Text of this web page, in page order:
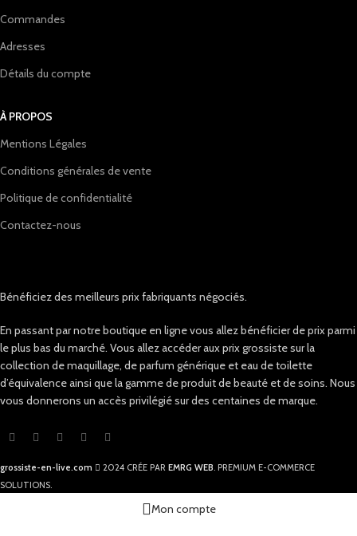
Commandes
Adresses
Détails du compte
À PROPOS
Mentions Légales
Conditions générales de vente
Politique de confidentialité
Contactez-nous
Bénéficiez des meilleurs prix fabriquants négociés.
En passant par notre boutique en ligne vous allez bénéficier de prix parmi
le plus bas du marché. Vous allez accéder aux prix grossiste sur la
collection de maquillage, de parfum générique et eau de toilette
d’équivalence ainsi que la gamme de produit de beauté et de soins. Nous
vous donnerons un accès privilégié sur des centaines de marque.
grossiste-en-live.com 2024 CRÉE PAR EMRG WEB. PREMIUM E-COMMERCE
SOLUTIONS.
Mon compte